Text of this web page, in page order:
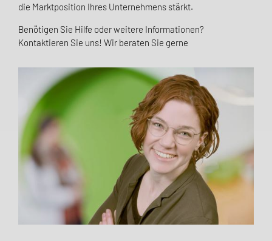
die Marktposition Ihres Unternehmens stärkt.
Benötigen Sie Hilfe oder weitere Informationen?
Kontaktieren Sie uns! Wir beraten Sie gerne